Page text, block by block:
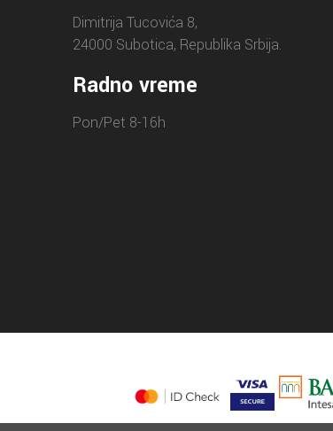
Dimitrija Tucovića 8,
24000 Subotica, Republika Srbija.
Radno vreme
Pon/Pet 8-16h